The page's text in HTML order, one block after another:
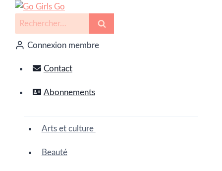
Connexion membre
Contact
Abonnements
Arts et culture
Beauté